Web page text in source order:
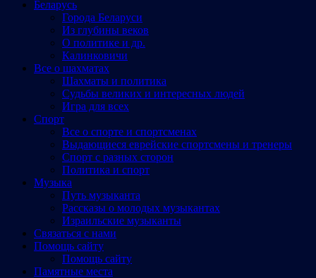
Беларусь
Города Беларуси
Из глубины веков
О политике и др.
Калинковичи
Все о шахматах
Шахматы и политика
Судьбы великих и интересных людей
Игра для всех
Спорт
Все о спорте и спортсменах
Выдающиеся еврейские спортсмены и тренеры
Спорт с разных сторон
Политика и спорт
Музыка
Путь музыканта
Рассказы о молодых музыкантах
Израильские музыканты
Cвязаться с нами
Помощь сайту
Помощь сайту
Памятные места